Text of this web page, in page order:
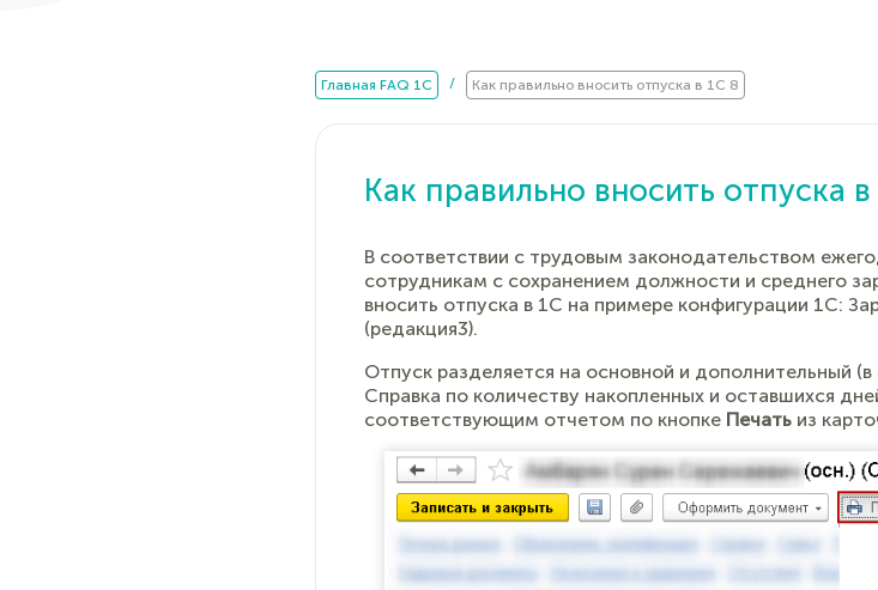
Главная FAQ 1C / Как правильно вносить отпуска в 1С 8
Как правильно вносить отпуска
В соответствии с трудовым законодательством
сотрудникам с сохранением должности и среднего
вносить отпуска в 1С на примере конфигурации 1С:
(редакция3).
Отпуск разделяется на основной и дополнительный
Справка по количеству накопленных и оставшихся
соответствующим отчетом по кнопке Печатьиз